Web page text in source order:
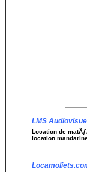
LMS
Location de
location